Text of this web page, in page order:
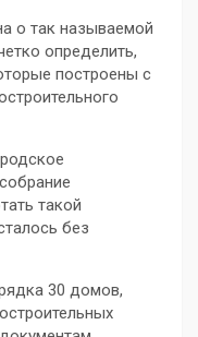
о так называемой
определить,
построены с
такой
без
30 домов,